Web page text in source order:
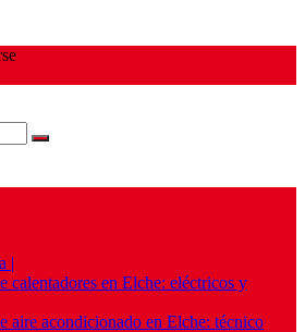
|
calentadores en Elche: eléctricos y
aire acondicionado en Elche: técnico